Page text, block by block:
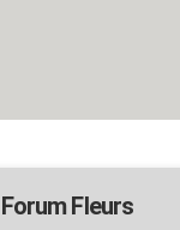
Forum Fleurs